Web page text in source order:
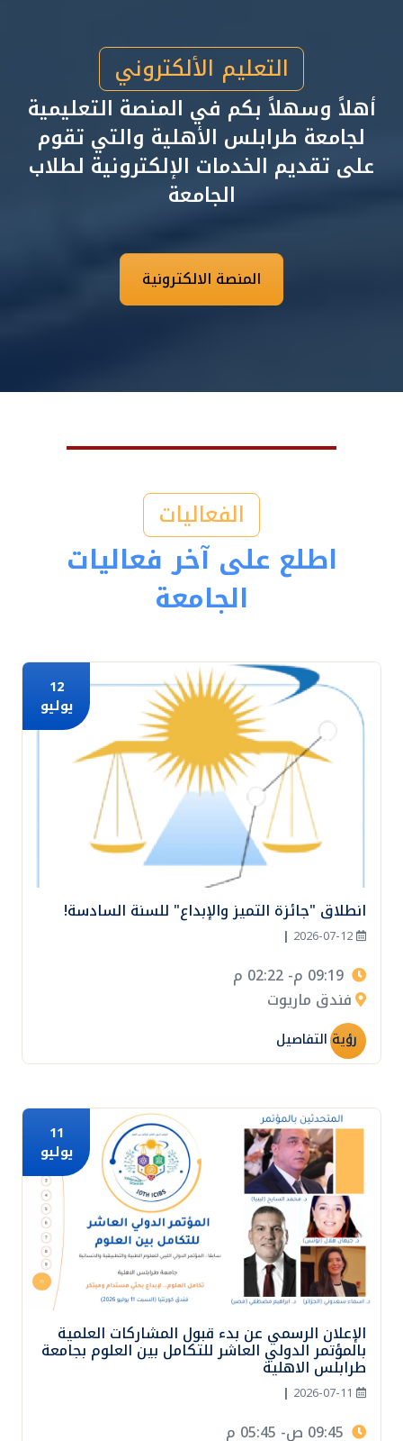
التعليم الألكتروني
أهلاً وسهلاً بكم في المنصة التعليمية
لجامعة طرابلس الأهلية والتي تقوم
على تقديم الخدمات الإلكترونية لطلاب
الجامعة
المنصة الالكترونية
الفعاليات
اطلع على آخر فعاليات
الجامعة
12
يوليو
انطلاق "جائزة التميز والإبداع" للسنة السادسة!
2026-07-12
|
فندق ماريوت
رؤية التفاصيل
11
يوليو
الإعلان الرسمي عن بدء قبول المشاركات العلمية
بالمؤتمر الدولي العاشر للتكامل بين العلوم بجامعة
طرابلس الاهلية
2026-07-11
|